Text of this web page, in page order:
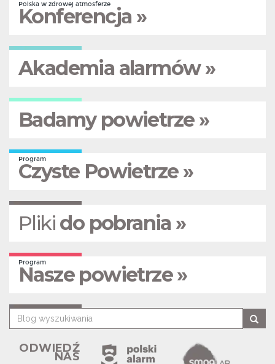
Polska w zdrowej atmosferze
Konferencja »
Akademia alarmów »
Badamy powietrze »
Program
Czyste Powietrze »
Pliki do pobrania »
Program
Nasze powietrze »
ODWIEDŹ
NAS